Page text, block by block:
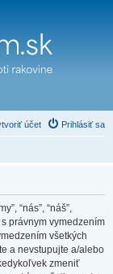
Prihlásiť sa
účet
“nás”, “náš”,
s právnym vymedzením
všetkých
a nevstupujte a/alebo
zmeniť